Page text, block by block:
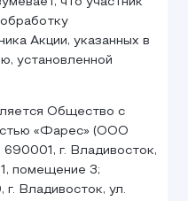
Акции, указанных в
установленной
Общество с
«Фарес» (ООО
г. Владивосток,
помещение 3;
Владивосток, ул.